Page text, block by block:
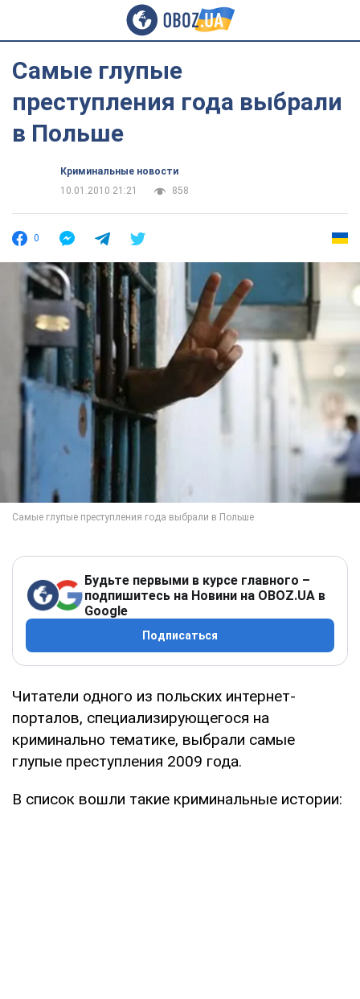
Самые глупые
преступления года выбрали
в Польше
Криминальные новости
10.01.2010 21:21
858
0
Будьте первыми в курсе главного –
подпишитесь на Новини на OBOZ.UA в
Google
Подписаться
Читатели одного из польских интернет-
порталов, специализирующегося на
криминально тематике, выбрали самые
глупые преступления 2009 года.
В список вошли такие криминальные истории: